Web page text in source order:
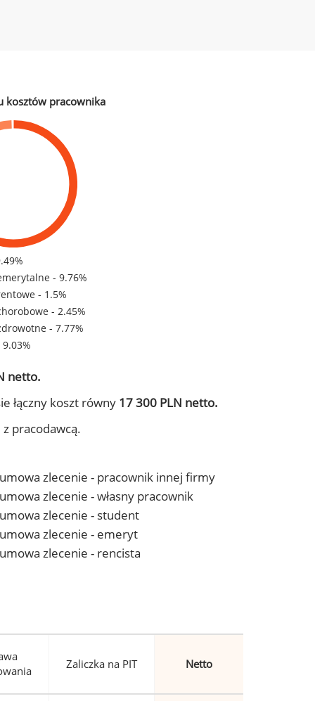
kosztów pracownika
- 9.76%
- 1.5%
- 2.45%
- 7.77%
netto.
łączny koszt równy 17 300 PLN netto.
pracodawcą.
zlecenie - pracownik innej firmy
zlecenie - własny pracownik
zlecenie - student
zlecenie - emeryt
zlecenie - rencista
Zaliczka na PIT Netto